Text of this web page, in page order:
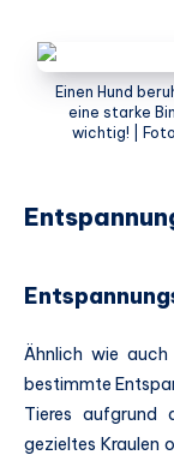
Einen Hund
eine starke
wichtig! |
Ähnlich wie auch
bestimmte
Tieres aufgrund
gezieltes Kraulen